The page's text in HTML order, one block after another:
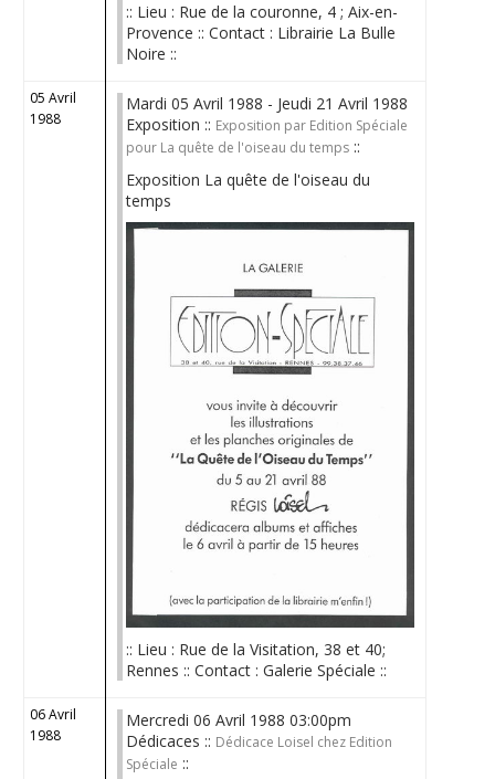
:: Lieu : Rue de la couronne, 4 ; Aix-en-
Provence :: Contact : Librairie La Bulle
Noire ::
05 Avril
1988
Mardi 05 Avril 1988 - Jeudi 21 Avril 1988
Exposition :: Exposition par Edition Spéciale
pour La quête de l'oiseau du temps ::
Exposition La quête de l'oiseau du
temps
:: Lieu : Rue de la Visitation, 38 et 40;
Rennes :: Contact : Galerie Spéciale ::
06 Avril
1988
Mercredi 06 Avril 1988 03:00pm
Dédicaces :: Dédicace Loisel chez Edition
Spéciale ::